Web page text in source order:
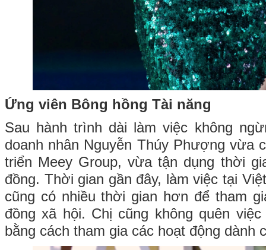
Ứng viên Bông hồng Tài năng
Sau hành trình dài làm việc không
doanh nhân Nguyễn Thúy Phượng vừa
triển Meey Group, vừa tận dụng thời
đồng. Thời gian gần đây, làm việc tại
cũng có nhiều thời gian hơn để tham
đồng xã hội. Chị cũng không quên
bằng cách tham gia các hoạt động dành